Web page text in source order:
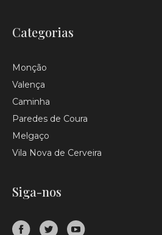
Categorias
Monção
Valença
Caminha
Paredes de Coura
Melgaço
Vila Nova de Cerveira
Siga-nos